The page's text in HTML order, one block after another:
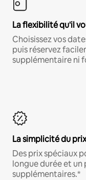
La flexibilité qu'il
Choisissez vos
puis réservez
supplémentaire ni
La simplicité du
Des prix spéciaux
longue durée et un
supplémentaires.*